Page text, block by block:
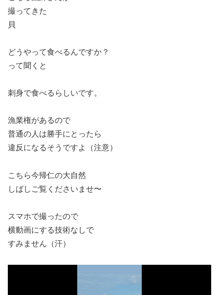
撮ってきた
貝
どうやって食べるんですか？
って聞くと
刺身で食べるらしいです。
漁業権があるので
普通の人は勝手にとったら
違反になるそうですよ（注意）
こちら今帰仁の大自然
しばしご覧くださいませ〜
スマホで撮ったので
横動画にする技術なしで
すみません（汗）